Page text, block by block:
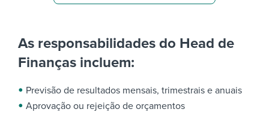
As responsabilidades do Head de
Finanças incluem:
Previsão de resultados mensais, trimestrais e anuais
Aprovação ou rejeição de orçamentos